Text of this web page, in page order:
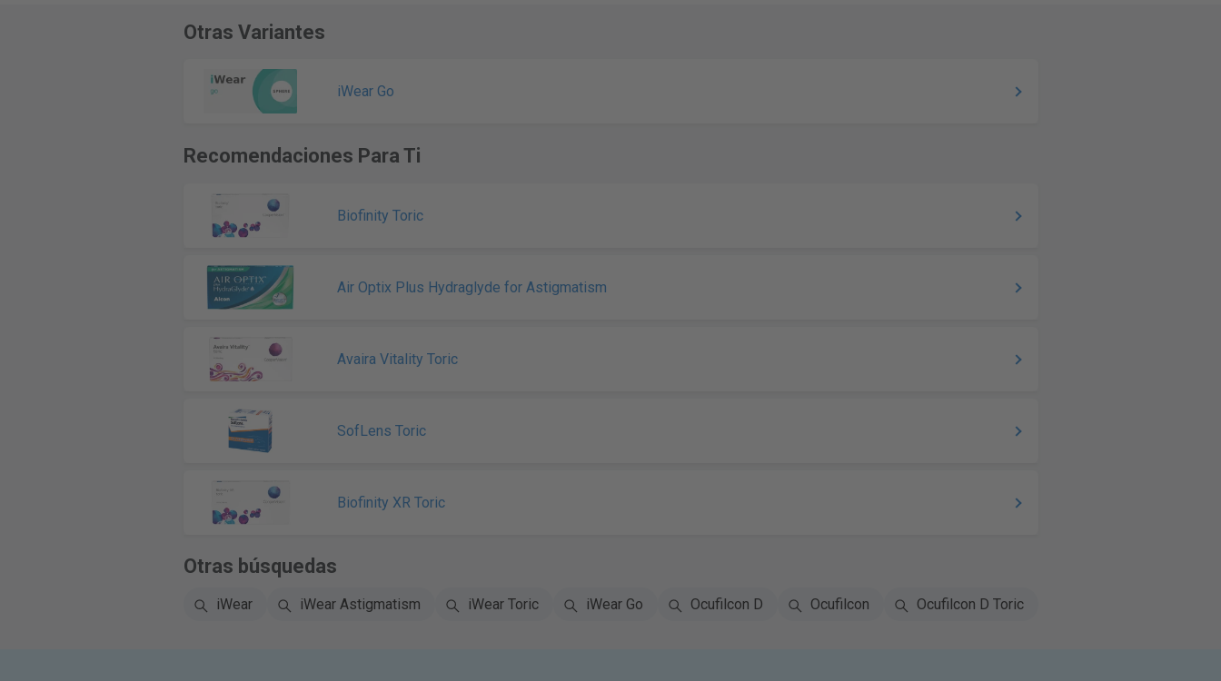
Otras Variantes
iWear Go
Recomendaciones Para Ti
Biofinity Toric
Air Optix Plus Hydraglyde for Astigmatism
Avaira Vitality Toric
SofLens Toric
Biofinity XR Toric
Otras búsquedas
iWear iWear Astigmatism iWear Toric iWear Go Ocufilcon D Ocufilcon Ocufilcon D Toric